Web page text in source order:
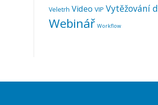
Veletrh Video VIP Vytěžování
Webinář Workflow